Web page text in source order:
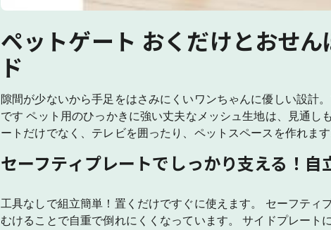
ペットゲート おくだけとおせん
ド
隙間が少ないから手足をはさみにくいワンちゃんに優しい設計
です ペット用のひっかきに強い丈夫なメッシュ生地は、見通し
ートだけでなく、テレビを囲ったり、ペットスペースを作れます
セーフティプレートでしっかり支える！自
工具なしで組立簡単！置くだけですぐに使えます。 セーフティ
むけることで自重で倒れにくくなっています。 サイドプレート